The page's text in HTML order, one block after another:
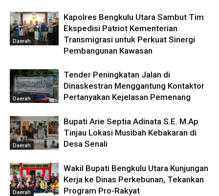
Daerah
Kapolres Bengkulu Utara Sambut Tim
Ekspedisi Patriot Kementerian
Transmigrasi untuk Perkuat Sinergi
Pembangunan Kawasan
Daerah
Tender Peningkatan Jalan di
Dinaskestran Menggantung Kontaktor
Pertanyakan Kejelasan Pemenang
Daerah
Bupati Arie Septia Adinata S.E. M.Ap
Tinjau Lokasi Musibah Kebakaran di
Desa Senali
Daerah
Wakil Bupati Bengkulu Utara Kunjungan
Kerja ke Dinas Perkebunan, Tekankan
Program Pro-Rakyat